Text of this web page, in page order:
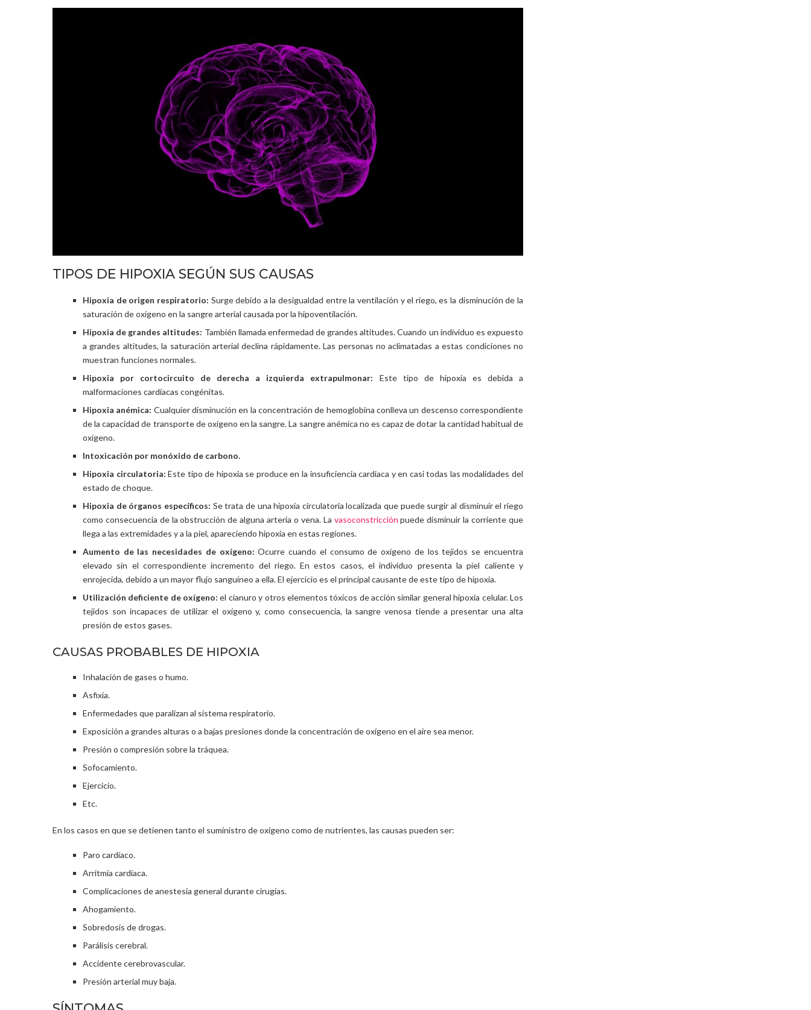
TIPOS DE HIPOXIA SEGÚN SUS CAUSAS
Hipoxia de origen respiratorio: Surge debido a la desigualdad entre la ventilación y el riego, es la disminución de la
saturación de oxígeno en la sangre arterial causada por la hipoventilación.
Hipoxia de grandes altitudes: También llamada enfermedad de grandes altitudes. Cuando un individuo es expuesto
a grandes altitudes, la saturación arterial declina rápidamente. Las personas no aclimatadas a estas condiciones no
muestran funciones normales.
Hipoxia por cortocircuito de derecha a izquierda extrapulmonar: Este tipo de hipoxia es debida a
malformaciones cardíacas congénitas.
Hipoxia anémica: Cualquier disminución en la concentración de hemoglobina conlleva un descenso correspondiente
de la capacidad de transporte de oxígeno en la sangre. La sangre anémica no es capaz de dotar la cantidad habitual de
oxígeno.
Intoxicación por monóxido de carbono.
Hipoxia circulatoria: Este tipo de hipoxia se produce en la insuficiencia cardiaca y en casi todas las modalidades del
estado de choque.
Hipoxia de órganos específicos: Se trata de una hipoxia circulatoria localizada que puede surgir al disminuir el riego
como consecuencia de la obstrucción de alguna arteria o vena. La vasoconstricción puede disminuir la corriente que
llega a las extremidades y a la piel, apareciendo hipoxia en estas regiones.
Aumento de las necesidades de oxígeno: Ocurre cuando el consumo de oxígeno de los tejidos se encuentra
elevado sin el correspondiente incremento del riego. En estos casos, el individuo presenta la piel caliente y
enrojecida, debido a un mayor flujo sanguíneo a ella. El ejercicio es el principal causante de este tipo de hipoxia.
Utilización deficiente de oxígeno: el cianuro y otros elementos tóxicos de acción similar general hipoxia celular. Los
tejidos son incapaces de utilizar el oxígeno y, como consecuencia, la sangre venosa tiende a presentar una alta
presión de estos gases.
CAUSAS PROBABLES DE HIPOXIA
Inhalación de gases o humo.
Asfixia.
Enfermedades que paralizan al sistema respiratorio.
Exposición a grandes alturas o a bajas presiones donde la concentración de oxígeno en el aire sea menor.
Presión o compresión sobre la tráquea.
Sofocamiento.
Ejercicio.
Etc.
En los casos en que se detienen tanto el suministro de oxígeno como de nutrientes, las causas pueden ser:
Paro cardíaco.
Arritmia cardíaca.
Complicaciones de anestesia general durante cirugías.
Ahogamiento.
Sobredosis de drogas.
Parálisis cerebral.
Accidente cerebrovascular.
Presión arterial muy baja.